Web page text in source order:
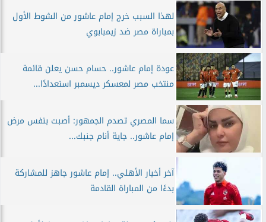
لهذا السبب خرج إمام عاشور من الشوط الأول
بمباراة مصر ضد زيمبابوي
عودة إمام عاشور.. حسام حسن يعلن قائمة
منتخب مصر لمعسكر ديسمبر استعدادًا...
سما المصري تصدم الجمهور: أصبت بنفس مرض
إمام عاشور.. جاية أنام جنبك...
آخر أخبار الأهلي.. إمام عاشور جاهز للمشاركة
بدءًا من المباراة القادمة